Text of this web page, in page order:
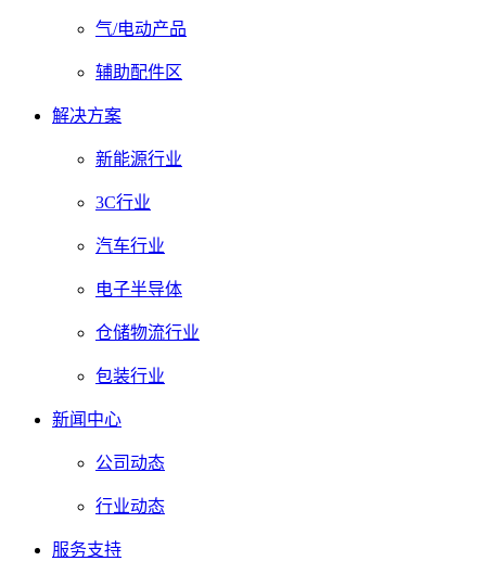
气/电动产品
辅助配件区
解决方案
新能源行业
3C行业
汽车行业
电子半导体
仓储物流行业
包装行业
新闻中心
公司动态
行业动态
服务支持